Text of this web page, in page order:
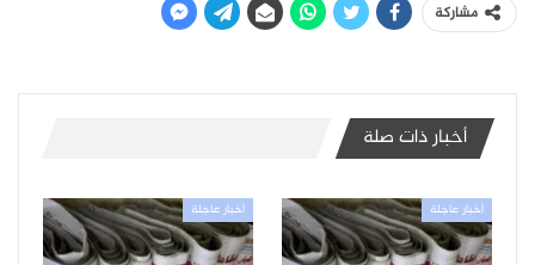
مشاركة
أخبار ذات صلة
أخبار عاجلة أخبار عاجلة